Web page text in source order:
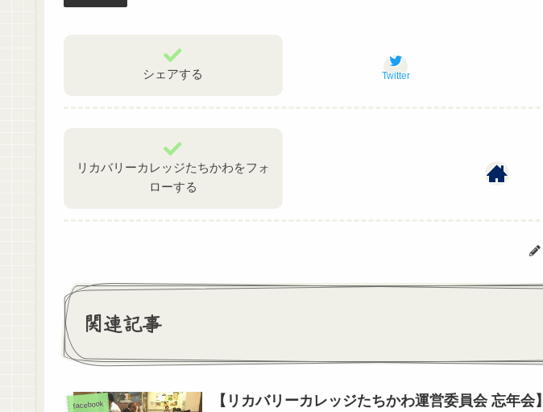
シェアする Twitter
リカバリーカレッジたちかわをフォ
ローする
関連記事
facebook 【リカバリーカレッジたちかわ運営委員会 忘年会】